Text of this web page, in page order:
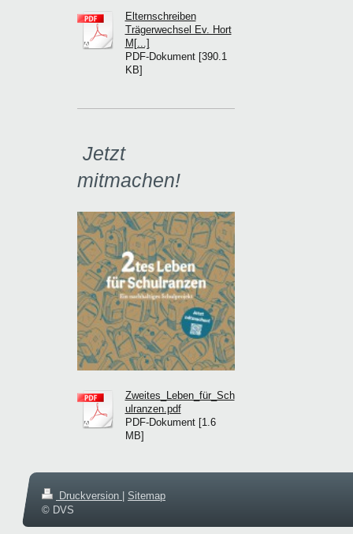
Elternschreiben
Trägerwechsel Ev. Hort
M[...]
PDF-Dokument [390.1
KB]
Jetzt
mitmachen!
Zweites_Leben_für_Sch
ulranzen.pdf
PDF-Dokument [1.6
MB]
Druckversion | Sitemap
© DVS